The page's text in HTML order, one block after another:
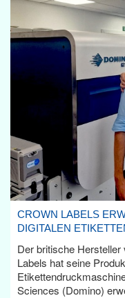
CROWN LABELS
DIGITALEN
Der britische
Labels hat seine
Sciences (Domino)